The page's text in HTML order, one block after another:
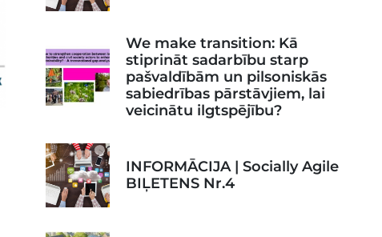
We make transition: Kā
stiprināt sadarbību starp
pašvaldībām un pilsoniskās
sabiedrības pārstāvjiem, lai
veicinātu ilgtspējību?
INFORMĀCIJA | Socially Agile
BIĻETENS Nr.4